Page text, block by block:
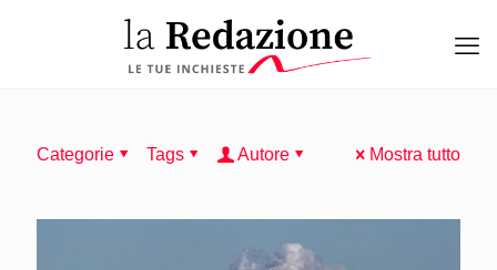
Categorie Tags Autore Mostra tutto